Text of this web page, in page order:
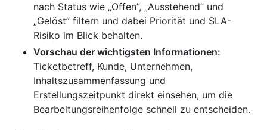
nach Status wie „Offen”, „Ausstehend” und
„Gelöst” filtern und dabei Priorität und SLA-
Risiko im Blick behalten.
Vorschau der wichtigsten Informationen:
Ticketbetreff, Kunde, Unternehmen,
Inhaltszusammenfassung und
Erstellungszeitpunkt direkt einsehen, um die
Bearbeitungsreihenfolge schnell zu entscheiden.